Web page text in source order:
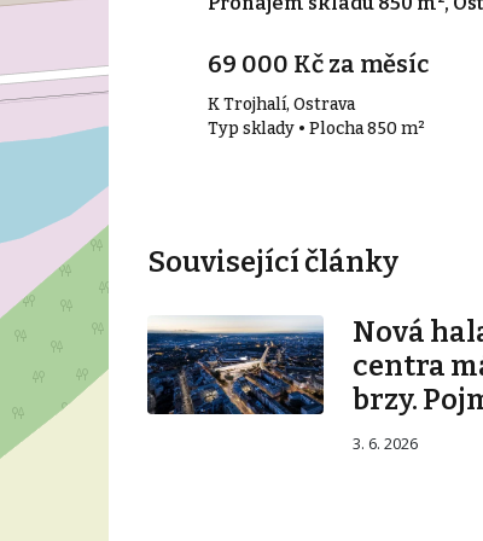
69 000 Kč za měsíc
K Trojhalí, Ostrava
Typ sklady • Plocha 850 m²
Související články
Nová
centra
brzy.
3. 6. 2026